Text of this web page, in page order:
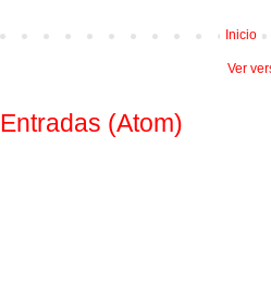
Inicio
Ver
Entradas (Atom)